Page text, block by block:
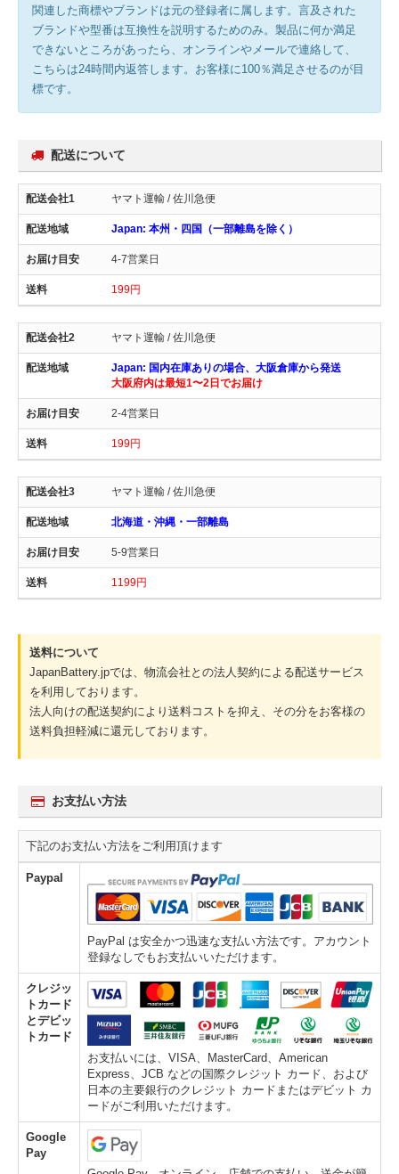
関連した商標やブランドは元の登録者に属します。言及された
ブランドや型番は互換性を説明するためのみ。製品に何か満足
できないところがあったら、オンラインやメールで連絡して、
こちらは24時間内返答します。お客様に100％満足させるのが目
標です。
配送について
ヤマト運輸 / 佐川急便
Japan: 本州・四国（一部離島を除く）
4-7営業日
199円
ヤマト運輸 / 佐川急便
Japan: 国内在庫ありの場合、大阪倉庫から発送
大阪府内は最短1〜2日でお届け
2-4営業日
199円
ヤマト運輸 / 佐川急便
北海道・沖縄・一部離島
5-9営業日
1199円
送料について
JapanBattery.jpでは、物流会社との法人契約による配送サービス
を利用しております。
法人向けの配送契約により送料コストを抑え、その分をお客様の
送料負担軽減に還元しております。
お支払い方法
下記のお支払い方法をご利用頂けます
Paypal
PayPal は安全かつ迅速な支払い方法です。アカウント
登録なしでもお支払いいただけます。
クレジッ
トカード
とデビッ
トカード
お支払いには、VISA、MasterCard、American
Express、JCB などの国際クレジット カード、および
日本の主要銀行のクレジット カードまたはデビット カ
ードがご利用いただけます。
Google
Pay